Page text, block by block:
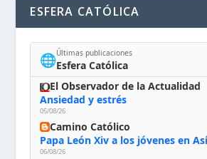
ESFERA CATÓLICA
🌐Últimas publicaciones
Esfera Católica
El Observador de la Actualidad
Ansiedad y estrés
05/08/26
Camino Católico
06/08/26